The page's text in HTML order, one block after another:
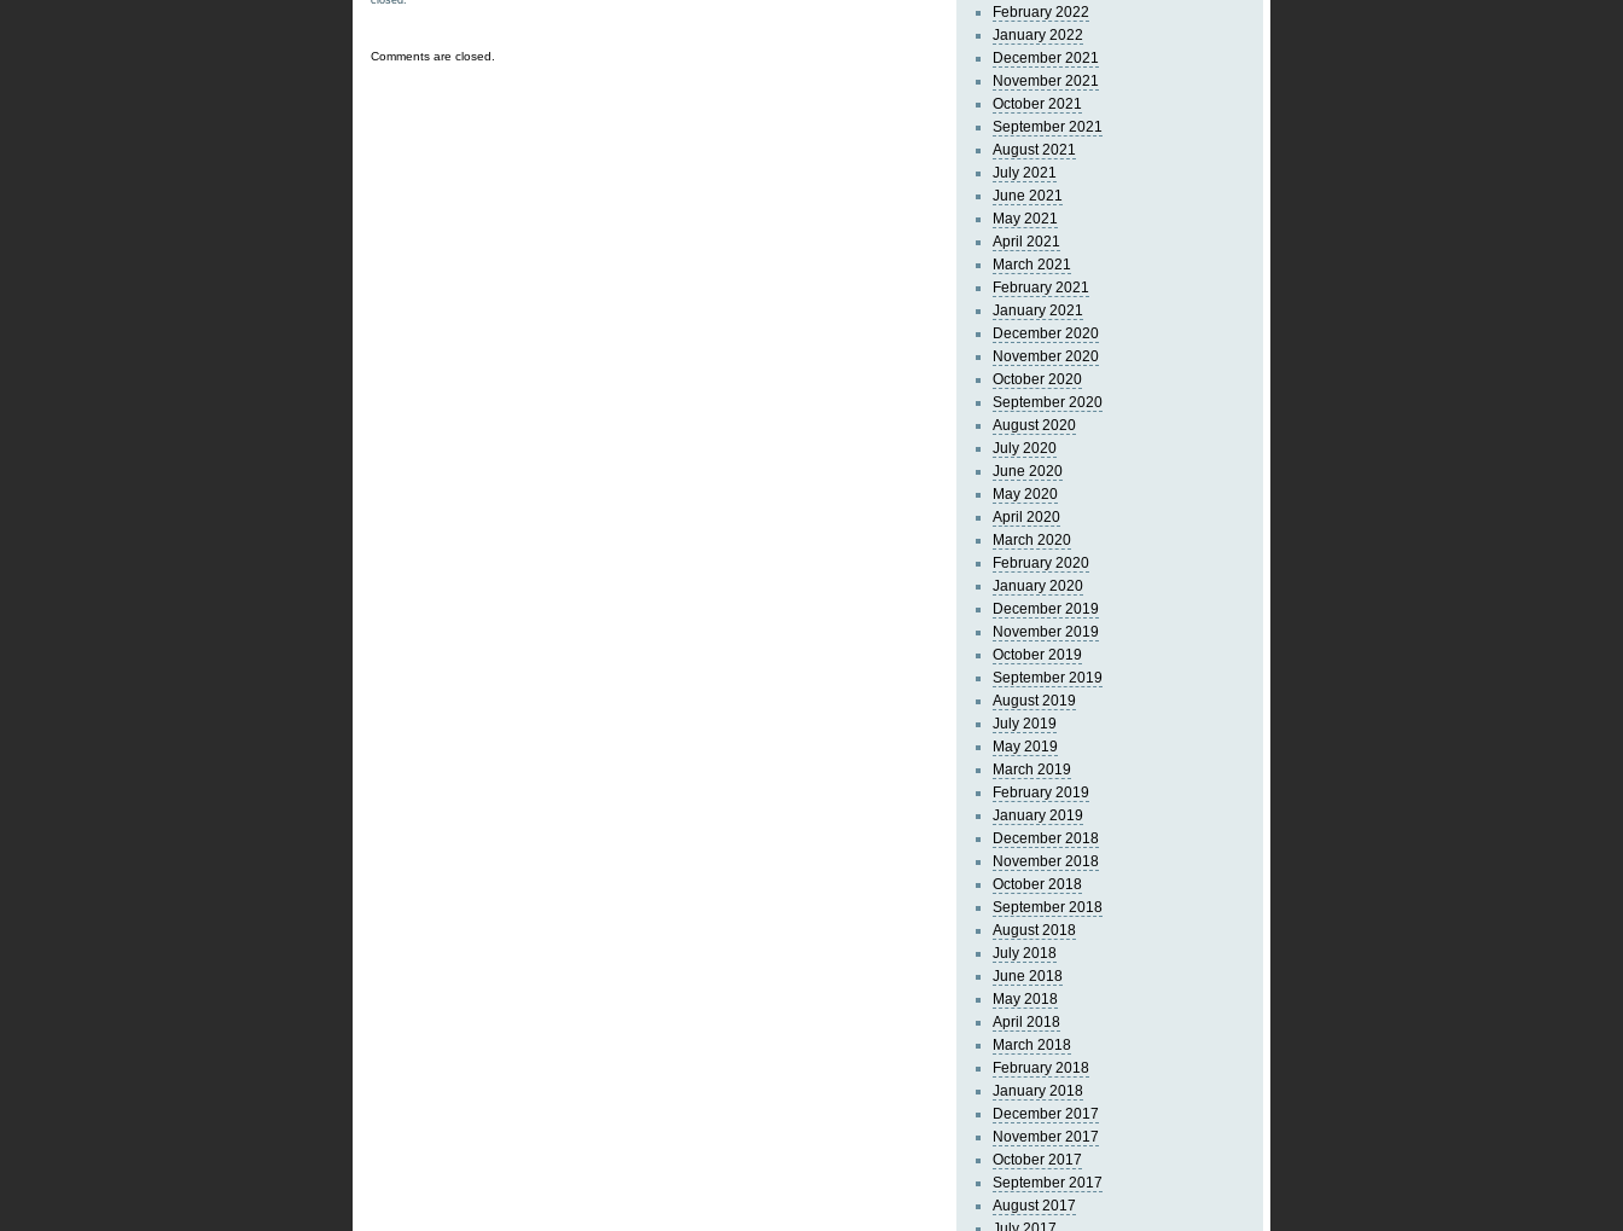
Comments are closed.
February 2022
January 2022
December 2021
November 2021
October 2021
September 2021
August 2021
July 2021
June 2021
May 2021
April 2021
March 2021
February 2021
January 2021
December 2020
November 2020
October 2020
September 2020
August 2020
July 2020
June 2020
May 2020
April 2020
March 2020
February 2020
January 2020
December 2019
November 2019
October 2019
September 2019
August 2019
July 2019
May 2019
March 2019
February 2019
January 2019
December 2018
November 2018
October 2018
September 2018
August 2018
July 2018
June 2018
May 2018
April 2018
March 2018
February 2018
January 2018
December 2017
November 2017
October 2017
September 2017
August 2017